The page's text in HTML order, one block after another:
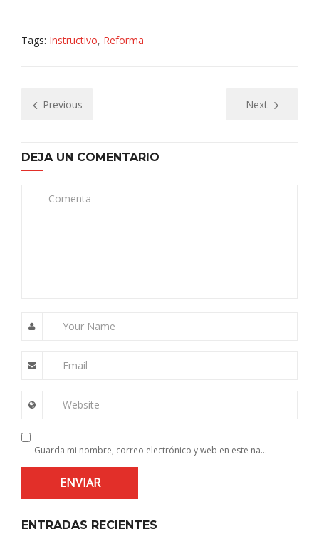
Tags: Instructivo, Reforma
Previous Next
DEJA UN COMENTARIO
Comenta
Your Name
Email
Website
Guarda mi nombre, correo electrónico y web en este navegador para la próxima vez que comente.
ENTRADAS RECIENTES